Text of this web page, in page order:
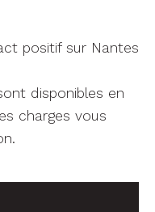
positif sur Nantes
disponibles en
charges vous